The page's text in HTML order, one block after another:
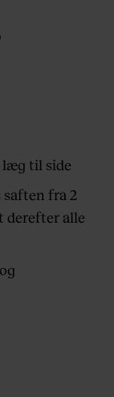
læg til side
fra 2
derefter alle